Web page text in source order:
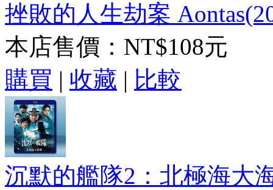
挫敗的人生劫案
本店售價： NT$108元
購買 | 收藏 | 比較
沉默的艦隊2：北極海大